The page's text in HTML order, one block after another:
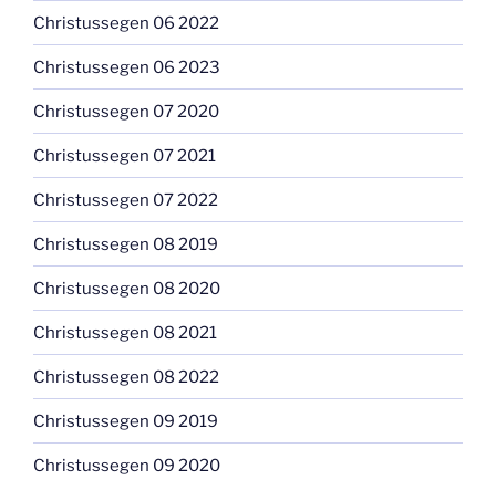
Christussegen 06 2022
Christussegen 06 2023
Christussegen 07 2020
Christussegen 07 2021
Christussegen 07 2022
Christussegen 08 2019
Christussegen 08 2020
Christussegen 08 2021
Christussegen 08 2022
Christussegen 09 2019
Christussegen 09 2020